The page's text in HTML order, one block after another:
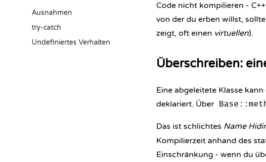
Ausnahmen
try-catch
Undefiniertes Verhalten
Code nicht kompilieren -
von der du erben willst,
zeigt, oft einen virtuellen).
Überschreiben:
Eine abgeleitete Klasse
deklariert. Über
Das ist schlichtes Name
Kompilierzeit anhand des
Einschränkung - wenn du